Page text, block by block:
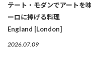
テート・モダンでアートを
ーロに捧げる料理
England [London]
2026.07.09